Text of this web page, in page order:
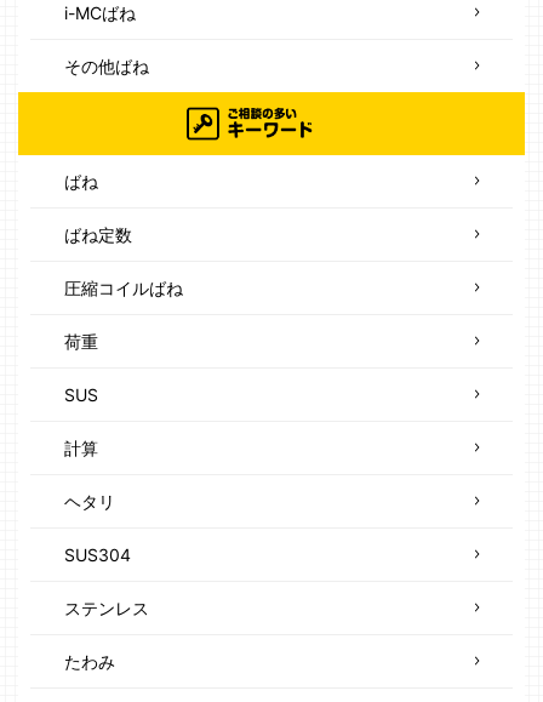
i-MCばね
その他ばね
ばね
ばね定数
圧縮コイルばね
荷重
SUS
計算
ヘタリ
SUS304
ステンレス
たわみ